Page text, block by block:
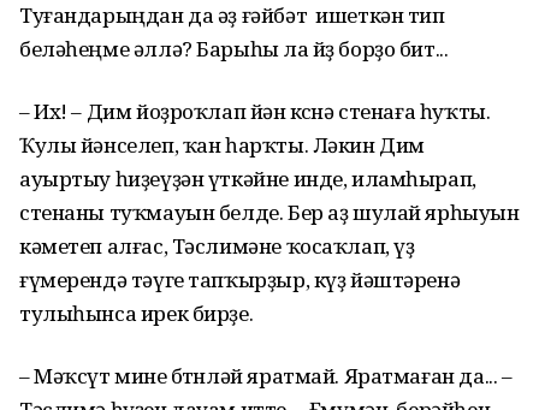
Туғандарыңдан да әҙ ғәйбәт ишеткән тип
беләһеңме әллә? Барыһы ла йөҙ борҙо бит...
– Их! – Дим йоҙроҡлап йән көсөнә стенаға һуҡты.
Ҡулы йәнселеп, ҡан һарҡты. Ләкин Дим
ауыртыу һиҙеүҙән үткәйне инде, иламһырап,
стенаны туҡмауын белде. Бер аҙ шулай ярһыуын
кәметеп алғас, Тәслимәне ҡосаҡлап, үҙ
ғүмерендә тәүге тапҡырҙыр, күҙ йәштәренә
тулыһынса ирек бирҙе.
– Мәҡсүт мине бөтөнләй яратмай. Яратмаған да... –